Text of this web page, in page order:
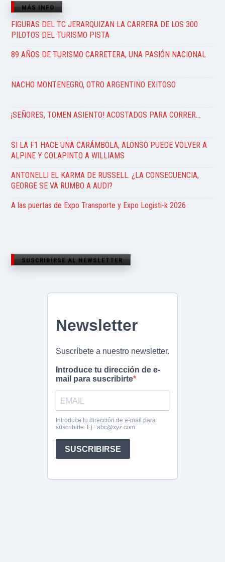
MÁS INFO
FIGURAS DEL TC JERARQUIZAN LA CARRERA DE LOS 300
PILOTOS DEL TURISMO PISTA
89 AÑOS DE TURISMO CARRETERA, UNA PASIÓN NACIONAL
NACHO MONTENEGRO, OTRO ARGENTINO EXITOSO
¡SEÑORES, TOMEN ASIENTO! ACOSTADOS PARA CORRER…
SI LA F1 HACE UNA CARÁMBOLA, ALONSO PUEDE VOLVER A
ALPINE Y COLAPINTO A WILLIAMS
ANTONELLI EL KARMA DE RUSSELL. ¿LA CONSECUENCIA,
GEORGE SE VA RUMBO A AUDI?
A las puertas de Expo Transporte y Expo Logisti-k 2026
SUSCRIBIRSE AL NEWSLETTER